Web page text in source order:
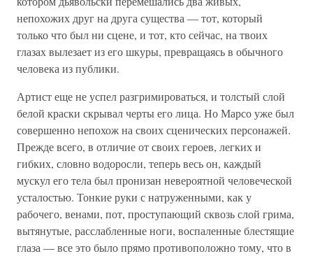
непохожих друг на друга существа — тот, который
только что был ни сцене, и тот, кто сейчас, на твоих
глазах вылезает из его шкуры, превращаясь в обычного
человека из публики.
Артист еще не успел разгримироваться, и толстый слой
белой краски скрывал черты его лица. Но Марсо уже был
совершенно непохож на своих сценических персонажей.
Прежде всего, в отличие от своих героев, легких и
гибких, словно водоросли, теперь весь он, каждый
мускул его тела был пронизан невероятной человеческой
усталостью. Тонкие руки с натруженными, как у
рабочего, венами, пот, проступающий сквозь слой грима,
вытянутые, расслабленные ноги, воспаленные блестящие
глаза — все это было прямо противоположно тому, что в